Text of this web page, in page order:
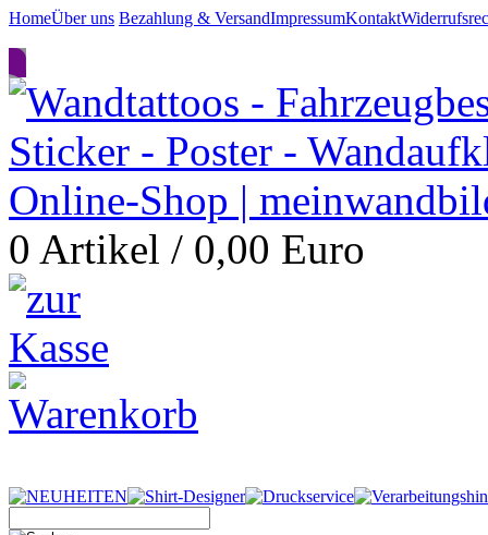
HomeÜber uns Bezahlung & VersandImpressumKontakt
0 Artikel / 0,00 Euro